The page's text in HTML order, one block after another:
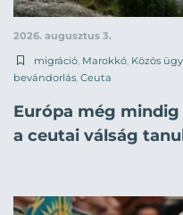
2026. augusztus 3.
migráció Marokkó Közös
bevándorlás Ceuta
Európa még
a ceutai válság